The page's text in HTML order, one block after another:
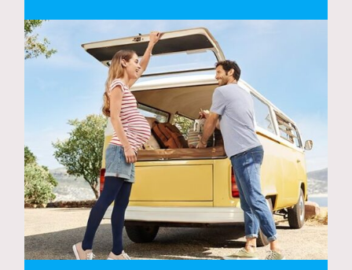
Опции
можно
выбрать
на
странице
товара.